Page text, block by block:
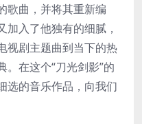
歌曲，并将其重新编
入了他独有的细腻，
视剧主题曲到当下的热
在这个“刀光剑影”的
选的音乐作品，向我们